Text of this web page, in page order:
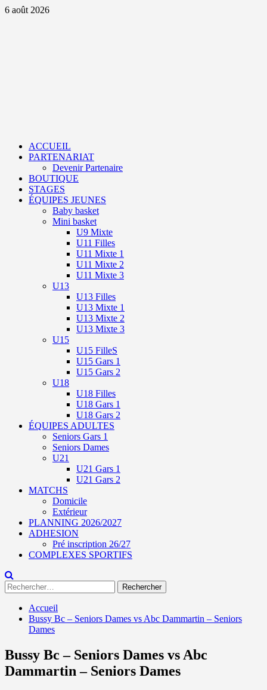
Aller
6 août 2026
ACCUEIL
PARTENARIAT
Devenir Partenaire
BOUTIQUE
STAGES
ÉQUIPES JEUNES
Baby basket
Mini basket
U9 Mixte
U11 Filles
U11 Mixte 1
U11 Mixte 2
U11 Mixte 3
U13
U13 Filles
U13 Mixte 1
U13 Mixte 2
U13 Mixte 3
U15
U15 FilleS
U15 Gars 1
U15 Gars 2
U18
U18 Filles
U18 Gars 1
U18 Gars 2
ÉQUIPES ADULTES
Seniors Gars 1
Seniors Dames
U21
U21 Gars 1
U21 Gars 2
MATCHS
Domicile
Extérieur
PLANNING 2026/2027
ADHESION
Pré inscription 26/27
COMPLEXES SPORTIFS
Rechercher :
Accueil
Bussy Bc – Seniors Dames vs Abc Dammartin – Seniors
Dames
Bussy Bc – Seniors Dames vs Abc
Dammartin – Seniors Dames